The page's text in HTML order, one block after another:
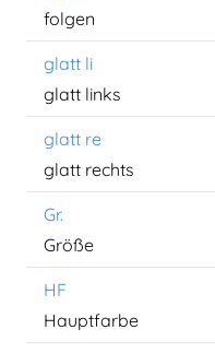
folgen
glatt li
glatt links
glatt re
glatt rechts
Gr.
Größe
HF
Hauptfarbe